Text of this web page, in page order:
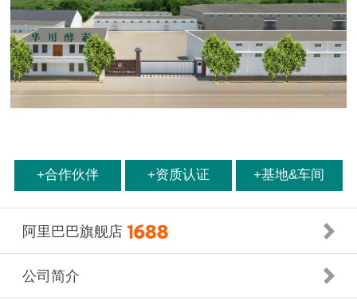
+合作伙伴 +资质认证 +基地&车间
阿里巴巴旗舰店
公司简介